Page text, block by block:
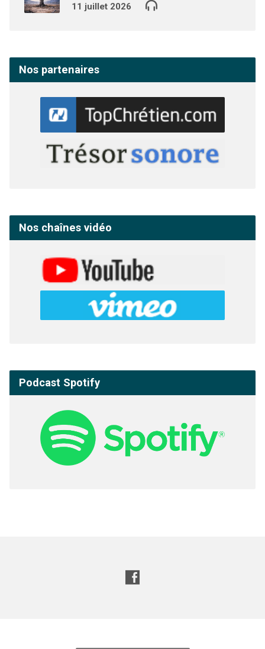
11 juillet 2026
Nos partenaires
Nos chaînes vidéo
Podcast Spotify